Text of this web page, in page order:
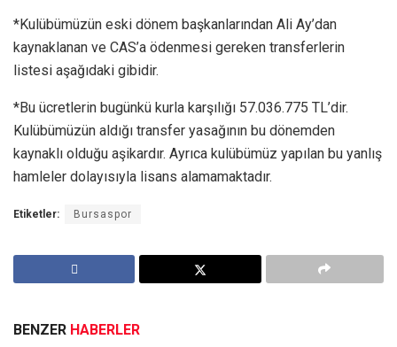
*Kulübümüzün eski dönem başkanlarından Ali Ay’dan
kaynaklanan ve CAS’a ödenmesi gereken transferlerin
listesi aşağıdaki gibidir.
*Bu ücretlerin bugünkü kurla karşılığı 57.036.775 TL’dir.
Kulübümüzün aldığı transfer yasağının bu dönemden
kaynaklı olduğu aşikardır. Ayrıca kulübümüz yapılan bu yanlış
hamleler dolayısıyla lisans alamamaktadır.
Etiketler: Bursaspor
BENZER HABERLER